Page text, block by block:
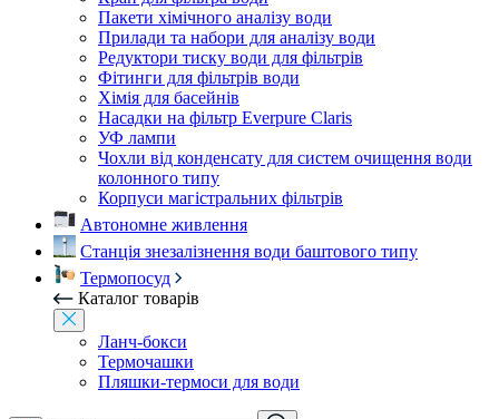
Пакети хімічного аналізу води
Прилади та набори для аналізу води
Редуктори тиску води для фільтрів
Фітинги для фільтрів води
Хімія для басейнів
Насадки на фільтр Everpure Claris
УФ лампи
Чохли від конденсату для систем очищення води
колонного типу
Корпуси магістральних фільтрів
Автономне живлення
Станція знезалізнення води баштового типу
Термопосуд
Каталог товарів
Ланч-бокси
Термочашки
Пляшки-термоси для води